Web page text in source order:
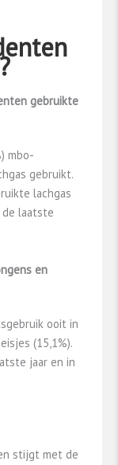
gebruikte
mbo-
gebruikt.
lachgas
laatste
en
ooit in
(15,1%).
jaar en in
stijgt met de